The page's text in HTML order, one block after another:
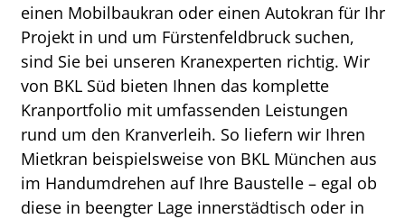
einen Mobilbaukran oder einen Autokran für Ihr
Projekt in und um Fürstenfeldbruck suchen,
sind Sie bei unseren Kranexperten richtig. Wir
von BKL Süd bieten Ihnen das komplette
Kranportfolio mit umfassenden Leistungen
rund um den Kranverleih. So liefern wir Ihren
Mietkran beispielsweise von BKL München aus
im Handumdrehen auf Ihre Baustelle – egal ob
diese in beengter Lage innerstädtisch oder in